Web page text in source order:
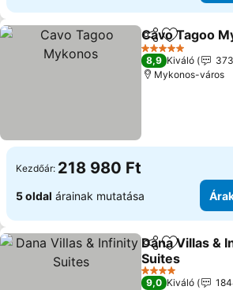
Megosztás
Cavo Tagoo
5 Kategória
8,9 Kiváló
Mykonos-város
Kezdőár: 218 980 Ft
5 oldal árainak mutatása
Megosztás
Dana Villas &
Suites
4 Kategória
9,0 Kiváló